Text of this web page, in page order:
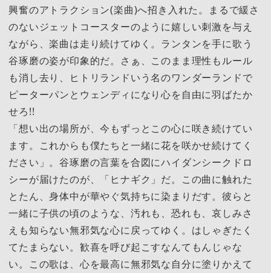
興奮のアトラクション(楽曲)へ招き入れた。まるで緩さ
のないジェットコースターのように嬉しい刺激を与え
ながら、楽曲は走り続けてゆく。ランタンを手に歌う
谷琢磨の姿が印象的だ。さぁ、このまま理性もルール
も消し去り、ヒトリランドいう名のワンダーランドで
ピーターパンとウェンディになり心を自由に羽ばたか
せろ!!
「想い出の場所が、今もずっとこの心に咲き続けてい
ます。これからも僕たちと一緒に花を咲かせ続けてく
ださい」。谷琢磨の言葉を合図にハイダンシークドロ
シーが届けたのが、「ヒナギク」だ。この曲に触れた
とたん、身体中が華やぐ気持ちに染まりだす。彼らと
一緒に子供の頃のような、汚れも、恐れも、哀しみさ
えも知らない無邪気な心に戻ってゆく。はしゃぎたく
てたまらない。歓喜を呼び起こすなんてもんじゃな
い。この歌は、心を最高に無邪気な自分に塗りかえて